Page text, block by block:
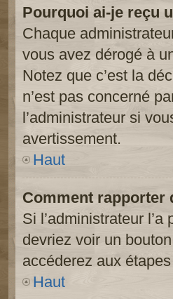
Pourquoi ai-je reçu
Chaque
vous avez dérogé à
Notez que c’est la
n’est pas concerné
l’administrateur si
avertissement.
Haut
Comment rapporter
Si l’administrateur
devriez voir un
accéderez aux
Haut